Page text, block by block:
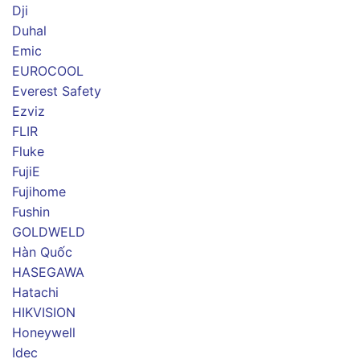
Dji
Duhal
Emic
EUROCOOL
Everest Safety
Ezviz
FLIR
Fluke
FujiE
Fujihome
Fushin
GOLDWELD
Hàn Quốc
HASEGAWA
Hatachi
HIKVISION
Honeywell
Idec